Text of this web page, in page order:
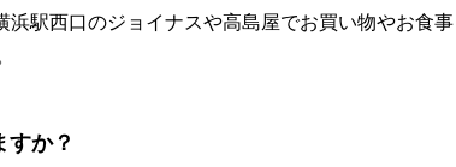
浜駅西口のジョイナスや高島屋でお買い物やお食事
すか？